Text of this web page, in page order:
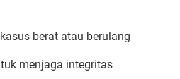
berat atau berulang
menjaga integritas